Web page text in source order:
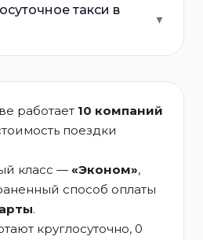
такси в
▼
работает 10 компаний
поездки
класс —«Эконом»,
способ оплаты
.
круглосуточно, 0